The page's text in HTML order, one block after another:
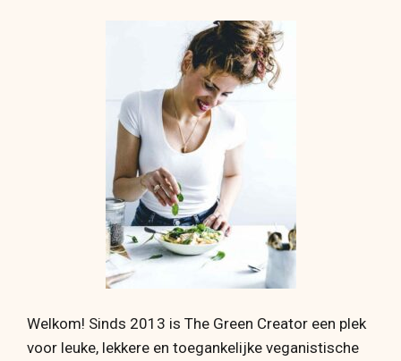
Welkom! Sinds 2013 is The Green Creator een plek
voor leuke, lekkere en toegankelijke veganistische